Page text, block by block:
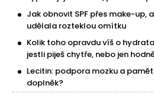
Jak obnovit SPF přes make-up,
udělala rozteklou omítku
Kolik toho opravdu víš o
jestli piješ chytře, nebo jen
Lecitin: podpora mozku a
doplněk?